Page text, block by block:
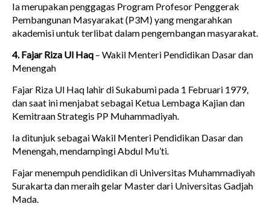
Ia merupakan penggagas Program Profesor Penggerak
Pembangunan Masyarakat (P3M) yang mengarahkan
akademisi untuk terlibat dalam pengembangan masyarakat.
4. Fajar Riza Ul Haq – Wakil Menteri Pendidikan Dasar dan
Menengah
Fajar Riza Ul Haq lahir di Sukabumi pada 1 Februari 1979,
dan saat ini menjabat sebagai Ketua Lembaga Kajian dan
Kemitraan Strategis PP Muhammadiyah.
Ia ditunjuk sebagai Wakil Menteri Pendidikan Dasar dan
Menengah, mendampingi Abdul Mu’ti.
Fajar menempuh pendidikan di Universitas Muhammadiyah
Surakarta dan meraih gelar Master dari Universitas Gadjah
Mada.